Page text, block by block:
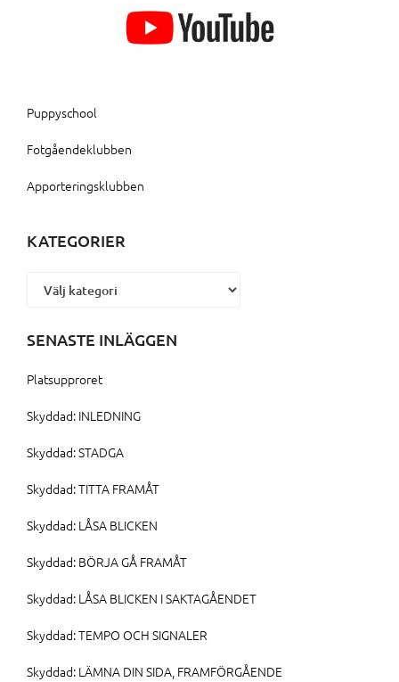
Puppyschool
Fotgåendeklubben
Apporteringsklubben
KATEGORIER
Kategorier
SENASTE INLÄGGEN
Platsupproret
Skyddad: INLEDNING
Skyddad: STADGA
Skyddad: TITTA FRAMÅT
Skyddad: LÅSA BLICKEN
Skyddad: BÖRJA GÅ FRAMÅT
Skyddad: LÅSA BLICKEN I SAKTAGÅENDET
Skyddad: TEMPO OCH SIGNALER
Skyddad: LÄMNA DIN SIDA, FRAMFÖRGÅENDE